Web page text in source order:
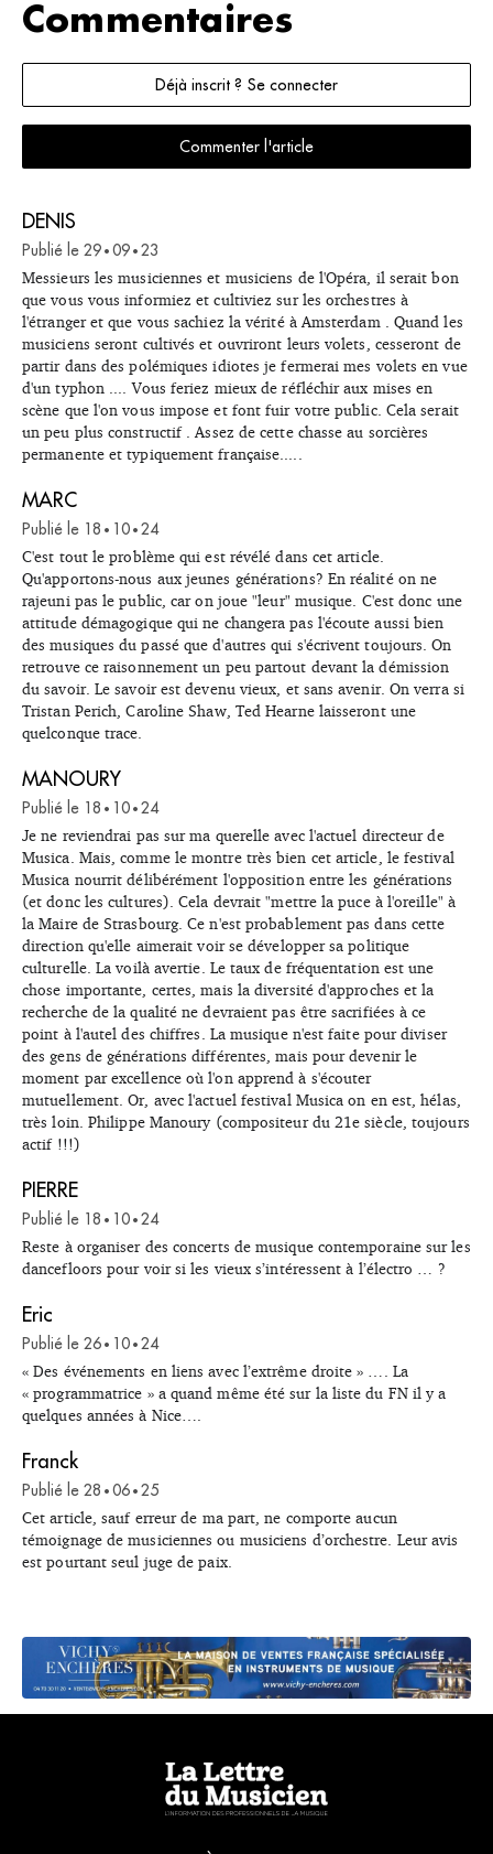
Commentaires
Déjà inscrit ? Se connecter
Commenter l'article
DENIS
Publié le 29 • 09 • 23
Messieurs les musiciennes et musiciens de l'Opéra, il serait bon
que vous vous informiez et cultiviez sur les orchestres à
l'étranger et que vous sachiez la vérité à Amsterdam . Quand les
musiciens seront cultivés et ouvriront leurs volets, cesseront de
partir dans des polémiques idiotes je fermerai mes volets en vue
d'un typhon .... Vous feriez mieux de réfléchir aux mises en
scène que l'on vous impose et font fuir votre public. Cela serait
un peu plus constructif . Assez de cette chasse au sorcières
permanente et typiquement française.....
MARC
Publié le 18 • 10 • 24
C'est tout le problème qui est révélé dans cet article.
Qu'apportons-nous aux jeunes générations? En réalité on ne
rajeuni pas le public, car on joue "leur" musique. C'est donc une
attitude démagogique qui ne changera pas l'écoute aussi bien
des musiques du passé que d'autres qui s'écrivent toujours. On
retrouve ce raisonnement un peu partout devant la démission
du savoir. Le savoir est devenu vieux, et sans avenir. On verra si
Tristan Perich, Caroline Shaw, Ted Hearne laisseront une
quelconque trace.
MANOURY
Publié le 18 • 10 • 24
Je ne reviendrai pas sur ma querelle avec l'actuel directeur de
Musica. Mais, comme le montre très bien cet article, le festival
Musica nourrit délibérément l'opposition entre les générations
(et donc les cultures). Cela devrait "mettre la puce à l'oreille" à
la Maire de Strasbourg. Ce n'est probablement pas dans cette
direction qu'elle aimerait voir se développer sa politique
culturelle. La voilà avertie. Le taux de fréquentation est une
chose importante, certes, mais la diversité d'approches et la
recherche de la qualité ne devraient pas être sacrifiées à ce
point à l'autel des chiffres. La musique n'est faite pour diviser
des gens de générations différentes, mais pour devenir le
moment par excellence où l'on apprend à s'écouter
mutuellement. Or, avec l'actuel festival Musica on en est, hélas,
très loin. Philippe Manoury (compositeur du 21e siècle, toujours
actif !!!)
PIERRE
Publié le 18 • 10 • 24
Reste à organiser des concerts de musique contemporaine sur les
dancefloors pour voir si les vieux s’intéressent à l’électro … ?
Eric
Publié le 26 • 10 • 24
« Des événements en liens avec l’extrême droite » …. La
« programmatrice » a quand même été sur la liste du FN il y a
quelques années à Nice….
Franck
Publié le 28 • 06 • 25
Cet article, sauf erreur de ma part, ne comporte aucun
témoignage de musiciennes ou musiciens d’orchestre. Leur avis
est pourtant seul juge de paix.